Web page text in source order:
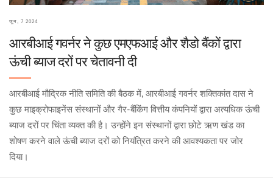
जून, 7 2024
आरबीआई गवर्नर ने कुछ एमएफआई और शैडो बैंकों द्वारा
ऊंची ब्याज दरों पर चेतावनी दी
आरबीआई मौद्रिक नीति समिति की बैठक में, आरबीआई गवर्नर शक्तिकांत दास ने
कुछ माइक्रोफाइनेंस संस्थानों और गैर-बैंकिंग वित्तीय कंपनियों द्वारा अत्यधिक ऊंची
ब्याज दरों पर चिंता व्यक्त की है। उन्होंने इन संस्थानों द्वारा छोटे ऋण खंड का
शोषण करने वाले ऊंची ब्याज दरों को नियंत्रित करने की आवश्यकता पर जोर
दिया।